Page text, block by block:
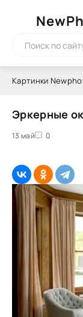
Картинки
Эркерные
13 май 0